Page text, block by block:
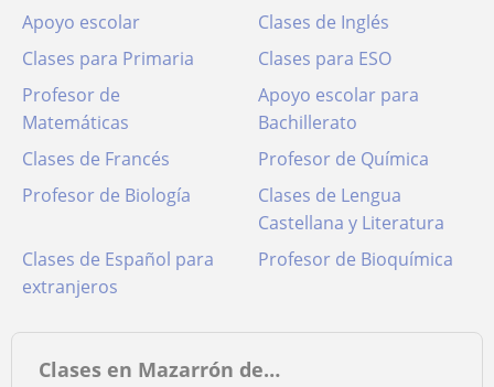
Apoyo escolar
Clases de Inglés
Clases para Primaria
Clases para ESO
Profesor de
Matemáticas
Apoyo escolar para
Bachillerato
Clases de Francés
Profesor de Química
Profesor de Biología
Clases de Lengua
Castellana y Literatura
Clases de Español para
extranjeros
Profesor de Bioquímica
Clases en Mazarrón de…